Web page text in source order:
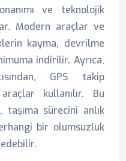
ve teknolojik
Modern araçlar ve
kayma, devrilme
indirilir. Ayrıca,
GPS takip
kullanılır. Bu
sürecini anlık
bir olumsuzluk